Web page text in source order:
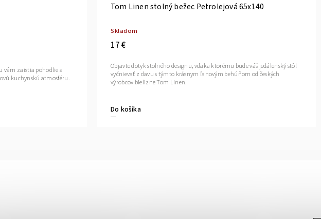
vám zaistia pohodlie a
kuchynskú atmosféru.
Tom Linen stolný bežec Petrolejová 65x140
Skladom
17 €
Do košíka
Objavte dotyk stolného designu, vďaka ktorému bude váš jedálenský stôl
vyčnievať z davu s týmto krásnym ľanovým behúňom od českých
výrobcov bielizne Tom Linen.